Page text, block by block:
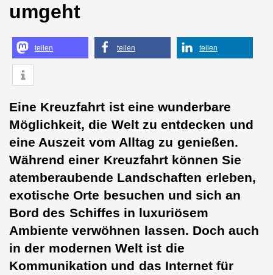
umgeht
teilen teilen teilen
Eine Kreuzfahrt ist eine wunderbare
Möglichkeit, die Welt zu entdecken und
eine Auszeit vom Alltag zu genießen.
Während einer Kreuzfahrt können Sie
atemberaubende Landschaften erleben,
exotische Orte besuchen und sich an
Bord des Schiffes in luxuriösem
Ambiente verwöhnen lassen. Doch auch
in der modernen Welt ist die
Kommunikation und das Internet für